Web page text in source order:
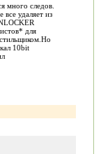
много следов.
удаляет из
для
10bit